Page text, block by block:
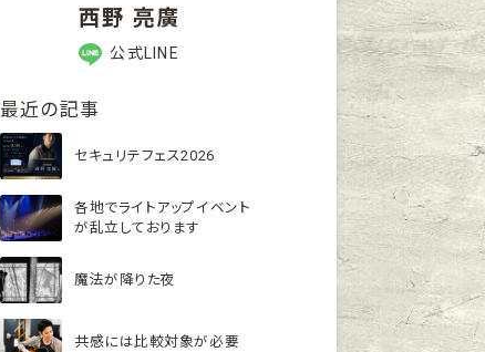
西野 亮廣
公式LINE
最近の記事
セキュリテフェス2026
各地でライトアップイベント
が乱立しております
魔法が降りた夜
共感には比較対象が必要